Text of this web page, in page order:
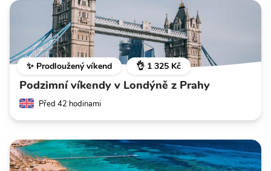
✨ Prodloužený víkend 👌 1 325 Kč
Podzimní víkendy v Londýně z Prahy
Před 42 hodinami